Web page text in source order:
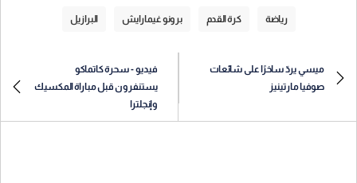
رياضة كرة القدم برونو غيمارايش البرازيل
ميسي يردّ ساخرًا على شائعات
صوفيا مارتينيز
فيديو - سحرة كاتماكو
يستنفرون قبل مباراة المكسيك
وإنجلترا